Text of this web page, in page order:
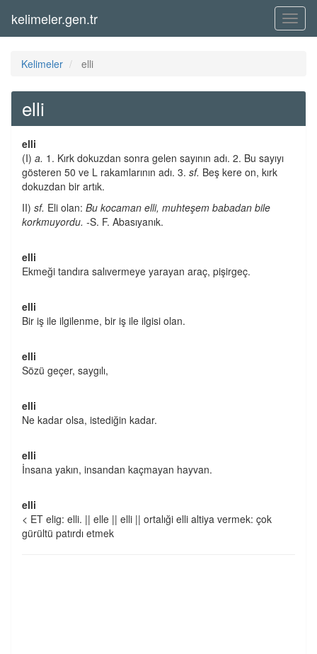
Menü
kelimeler.gen.tr
Kelimeler elli
elli
elli
(I) a. 1. Kırk dokuzdan sonra gelen sayının adı. 2. Bu sayıyı
gösteren 50 ve L rakamlarının adı. 3. sf. Beş kere on, kırk
dokuzdan bir artık.
II) sf. Eli olan: Bu kocaman elli, muhteşem babadan bile
korkmuyordu. -S. F. Abasıyanık.
elli
Ekmeği tandıra salıvermeye yarayan araç, pişirgeç.
elli
Bir iş ile ilgilenme, bir iş ile ilgisi olan.
elli
Sözü geçer, saygılı,
elli
Ne kadar olsa, istediğin kadar.
elli
İnsana yakın, insandan kaçmayan hayvan.
elli
< ET elig: elli. || elle || elli || ortalıği elli altiya vermek: çok
gürültü patırdı etmek